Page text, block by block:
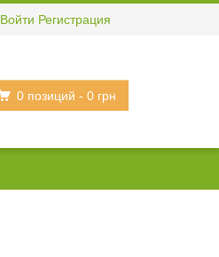
Войти Регистрация
0 позиций - 0 грн